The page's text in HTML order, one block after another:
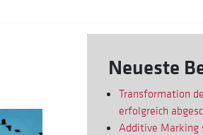
Neueste
Transformation
erfolgreich
Additive Marking